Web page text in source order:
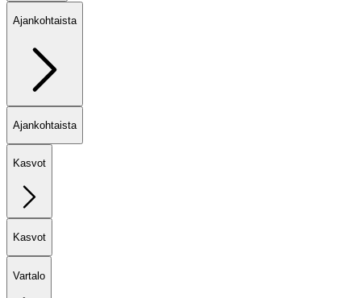
Ajankohtaista
Ajankohtaista
Kasvot
Kasvot
Vartalo